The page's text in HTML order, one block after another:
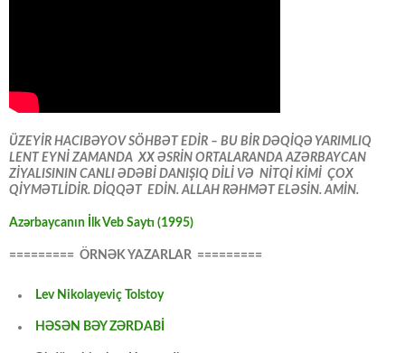
ÜZEYİR HACIBƏYOV SÖHBƏT EDİR – BU BİR DƏQİQƏ YARIMLIQ
LENT EYNİ ZAMANDA XX ƏSRİN ORTALARANDA AZƏRBAYCAN
ZİYALISININ CANLI ƏDƏBİ DANIŞIQ DİLİ VƏ NİTQİ KİMİ ÇOX
QİYMƏTLİDİR. DİQQƏT EDİN. ALLAH RƏHMƏT ELƏSİN. AMİN.
Azərbaycanın İlk Veb Saytı (1995)
========= ÖRNƏK YAZARLAR =========
Lev Nikolayeviç Tolstoy
HƏSƏN BƏY ZƏRDABİ